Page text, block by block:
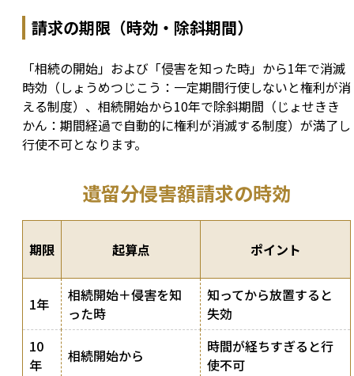
請求の期限（時効・除斜期間）
「相続の開始」および「侵害を知った時」から1年で消滅
時効（しょうめつじこう：一定期間行使しないと権利が消
える制度）、相続開始から10年で除斜期間（じょせきき
かん：期間経過で自動的に権利が消滅する制度）が満了し
行使不可となります。
期限 起算点 ポイント
1年
相続開始＋侵害を知
った時
知ってから放置すると
失効
10
年
相続開始から
時間が経ちすぎると行
使不可
遺留分侵害額請求の時効